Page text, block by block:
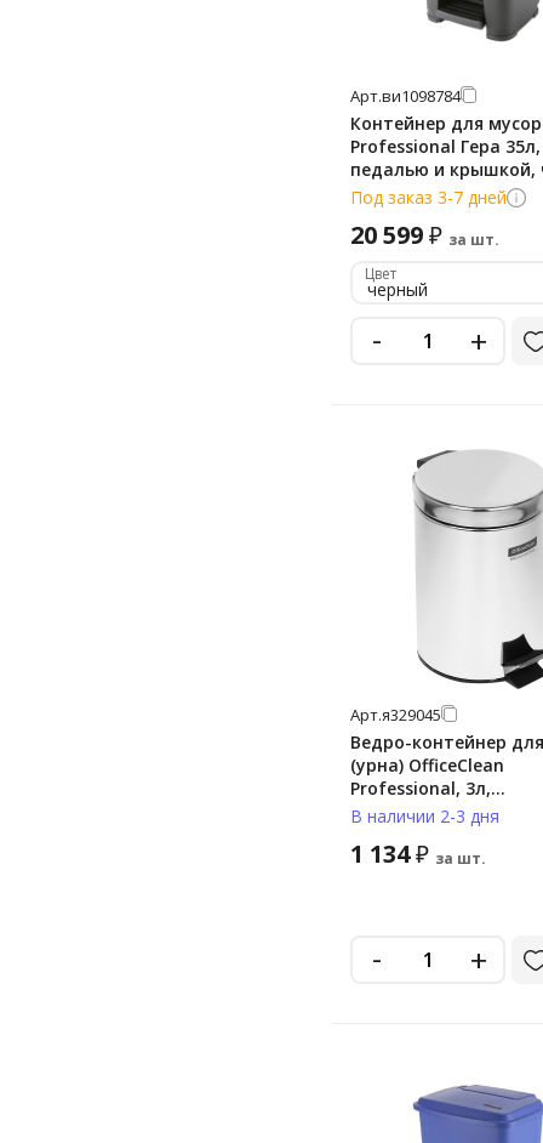
Арт.ви1098784
Контейнер для
Professional Гера 35л,
педалью и крышкой,
137749
Под заказ 3-7 дней
20 599₽ за шт.
Цвет
черный
- +
Арт.я329045
Ведро-контейнер
(урна) OfficeClean
Professional, 3л,
нержавеющая
В наличии 2-3 дня
1 134₽ за шт.
- +